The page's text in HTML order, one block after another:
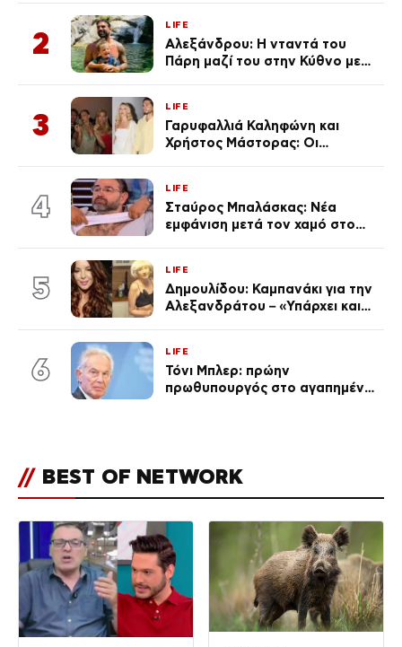
Λένας
2
LIFE
Αλεξάνδρου: Η νταντά του
Πάρη μαζί του στην Κύθνο με
3
LIFE
Γαρυφαλλιά Καληφώνη και
Χρήστος Μάστορας: Οι
απαρατήρητη
4
LIFE
Σταύρος Μπαλάσκας: Νέα
εμφάνιση μετά τον χαμό στο
5
LIFE
Δημουλίδου: Καμπανάκι για την
Αλεξανδράτου – «Υπάρχει και
6
LIFE
Τόνι Μπλερ: πρώην
πρωθυπουργός στο αγαπημένο
// BEST OF NETWORK